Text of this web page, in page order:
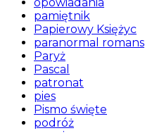
pamiętnik
Papierowy Księżyc
paranormal romans
Paryż
Pascal
patronat
pies
Pismo święte
podróż